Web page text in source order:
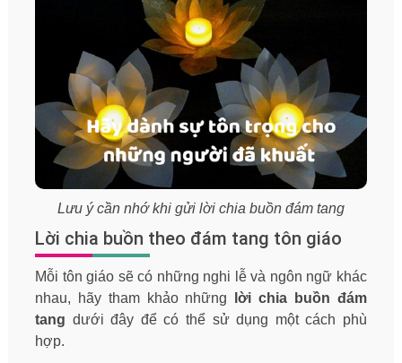
Lưu ý cần nhớ khi gửi lời chia buồn đám tang
Lời chia buồn theo đám tang tôn giáo
Mỗi tôn giáo sẽ có những nghi lễ và ngôn ngữ khác
nhau, hãy tham khảo những
lời chia buồn đám
tang dưới đây để có thể sử dụng một cách phù
hợp.